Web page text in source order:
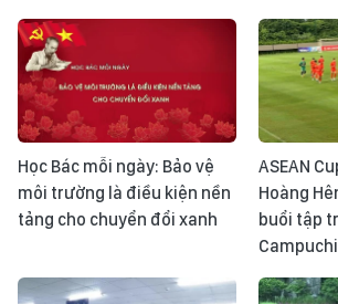
Học Bác mỗi ngày: Bảo vệ
môi trường là điều kiện nền
tảng cho chuyển đổi xanh
ASEAN
Hoàng
buổi tập